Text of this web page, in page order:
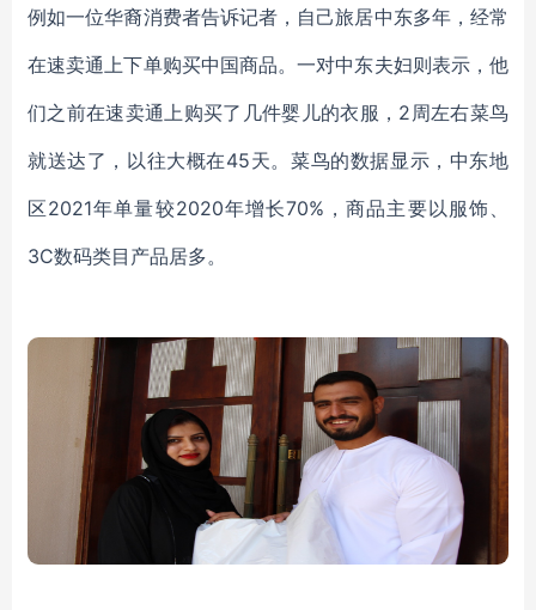
例如一位华裔消费者告诉记者，自己旅居中东多年，经常
在速卖通上下单购买中国商品。一对中东夫妇则表示，他
们之前在速卖通上购买了几件婴儿的衣服， 2周左右菜鸟
就送达了 ，以往大概在45天。菜鸟的数据显示，中东地
区2021年单量较2020年增长70% ，商品主要以服饰、
3C数码类目产品居多。